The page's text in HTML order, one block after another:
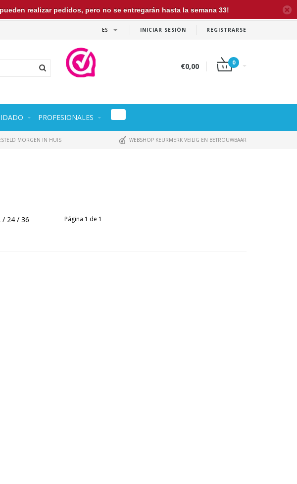
INICIAR SESIÓN REGISTRARSE
ES
€0,00 0
PROFESIONALES
MORGEN IN HUIS WEBSHOP KEURMERK VEILIG EN BETROUWBAAR
24 36 Página 1 de 1
realizar pedidos, pero no se entregarán hasta la semana 33!